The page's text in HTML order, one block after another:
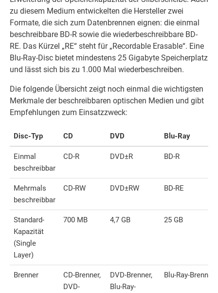
zu diesem Medium entwickelten die Hersteller zwei
Formate, die sich zum Datenbrennen eignen: die einmal
beschreibbare BD-R sowie die wiederbeschreibbare BD-
RE. Das Kürzel „RE“ steht für „Recordable Erasable“. Eine
Blu-Ray-Disc bietet mindestens 25 Gigabyte Speicherplatz
und lässt sich bis zu 1.000 Mal wiederbeschreiben.
Die folgende Übersicht zeigt noch einmal die wichtigsten
Merkmale der beschreibbaren optischen Medien und gibt
Empfehlungen zum Einsatzzweck:
Disc-Typ CD DVD Blu-Ray
Einmal
beschreibbar
CD-R DVD±R BD-R
Mehrmals
beschreibbar
CD-RW DVD±RW BD-RE
Standard-
Kapazität
(Single
Layer)
700 MB 4,7 GB 25 GB
Brenner
CD-Brenner,
DVD-
DVD-Brenner,
Blu-Ray-
Blu-Ray-Brenner